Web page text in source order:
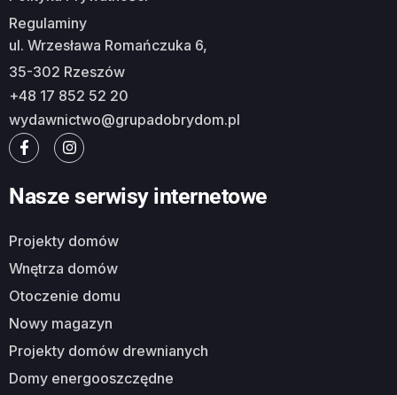
Regulaminy
ul. Wrzesława Romańczuka 6,
35-302 Rzeszów
+48 17 852 52 20
wydawnictwo@grupadobrydom.pl
Nasze serwisy internetowe
Projekty domów
Wnętrza domów
Otoczenie domu
Nowy magazyn
Projekty domów drewnianych
Domy energooszczędne